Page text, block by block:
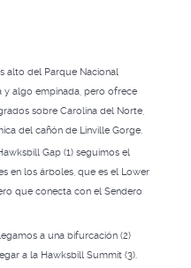
alto del Parque Nacional
y algo empinada, pero ofrece
sobre Carolina del Norte,
del cañón de Linville Gorge.
Gap (1) seguimos el
en los árboles, que es el Lower
que conecta con el Sendero
a una bifurcación (2)
a la Hawksbill Summit (3).